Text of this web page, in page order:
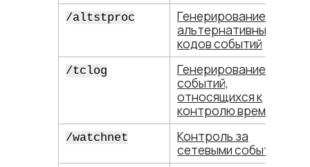
/altstproc
Генерирование
альтернативных
кодов событий
/tclog
Генерирование
событий,
относящихся к
контролю времени
/watchnet
Контроль за
сетевыми событиями